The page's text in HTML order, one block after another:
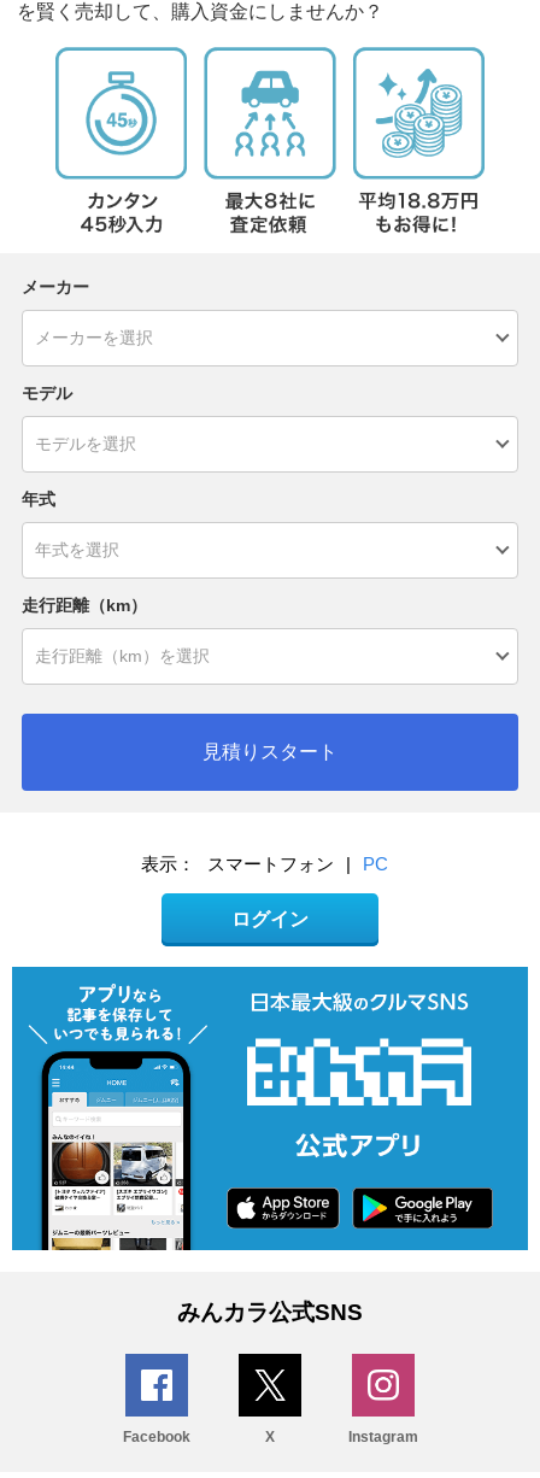
を賢く売却して、購入資金にしませんか？
メーカー
モデル
年式
走行距離（km）
見積りスタート
表示： スマートフォン | PC
ログイン
みんカラ公式SNS
Facebook X Instagram